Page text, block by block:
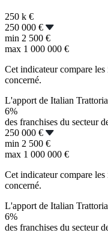
250 k €
250 000 €
min 2 500 €
max 1 000 000 €
Cet indicateur compare
concerné.
L'apport de Italian
6%
des franchises du secteur
250 000 €
min 2 500 €
max 1 000 000 €
Cet indicateur compare
concerné.
L'apport de Italian
6%
des franchises du secteur